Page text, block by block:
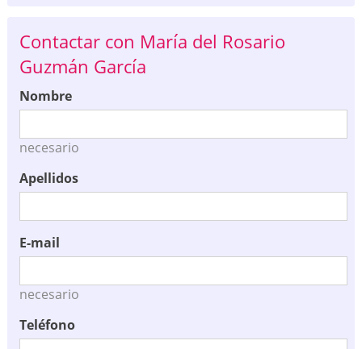
Contactar con María del Rosario
Guzmán García
Nombre
necesario
Apellidos
E-mail
necesario
Teléfono